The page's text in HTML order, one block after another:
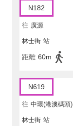
N182
往 廣源
林士街 站
距離 60m
N619
往 中環(港澳碼頭)
林士街 站